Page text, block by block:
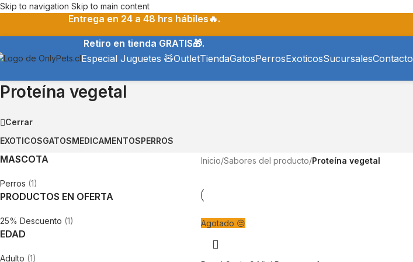
Skip to navigation Skip to main content
Entrega en 24 a 48 hrs hábiles🔥.
Retiro en tienda GRATIS🎁.
Especial Juguetes 🧸OutletTiendaGatosPerrosExoticosSucursalesContacto
Proteína vegetal
Cerrar
EXOTICOSGATOSMEDICAMENTOSPERROS
MASCOTA
Perros (1)
PRODUCTOS EN OFERTA
25% Descuento (1)
EDAD
Adulto (1)
Inicio/Sabores del producto/Proteína vegetal
Agotado 😔